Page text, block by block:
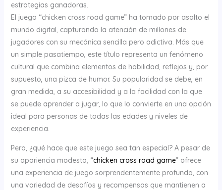
estrategias ganadoras.
El juego “chicken cross road game” ha tomado por asalto el
mundo digital, capturando la atención de millones de
jugadores con su mecánica sencilla pero adictiva. Más que
un simple pasatiempo, este título representa un fenómeno
cultural que combina elementos de habilidad, reflejos y, por
supuesto, una pizca de humor. Su popularidad se debe, en
gran medida, a su accesibilidad y a la facilidad con la que
se puede aprender a jugar, lo que lo convierte en una opción
ideal para personas de todas las edades y niveles de
experiencia.
Pero, ¿qué hace que este juego sea tan especial? A pesar de
su apariencia modesta, “chicken cross road game” ofrece
una experiencia de juego sorprendentemente profunda, con
una variedad de desafíos y recompensas que mantienen a